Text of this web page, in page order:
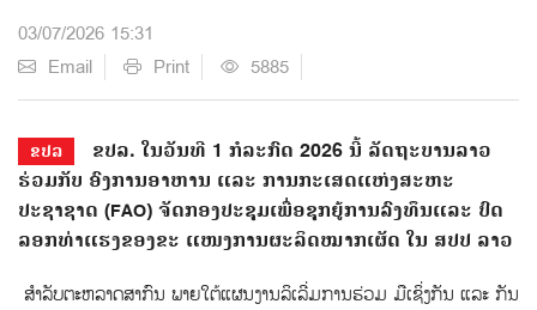
03/07/2026 15:31
Email
Print 5885
ຂປລ
ຂປລ. ໃນວັນທີ 1 ກໍລະກົດ 2026 ນີ້ ລັດຖະບານລາວ
ຮ່ວມກັບ ອົງການອາຫານ ແລະ ການກະເສດແຫ່ງສະຫະ
ປະຊາຊາດ (FAO) ຈັດກອງປະຊຸມເພື່ອຊຸກຍູ້ການລົງທຶນແລະ ປົດ
ລອກທ່າແຮງຂອງຂະ ແໜງການຜະລິດໝາກເຜັດ ໃນ ສປປ ລາວ
ສຳລັບຕະຫລາດສາກົນ ພາຍໃຕ້ແຜນງານລິເລີ່ມການຮ່ວມ ມືເຊິ່ງກັນ ແລະ ກັນ